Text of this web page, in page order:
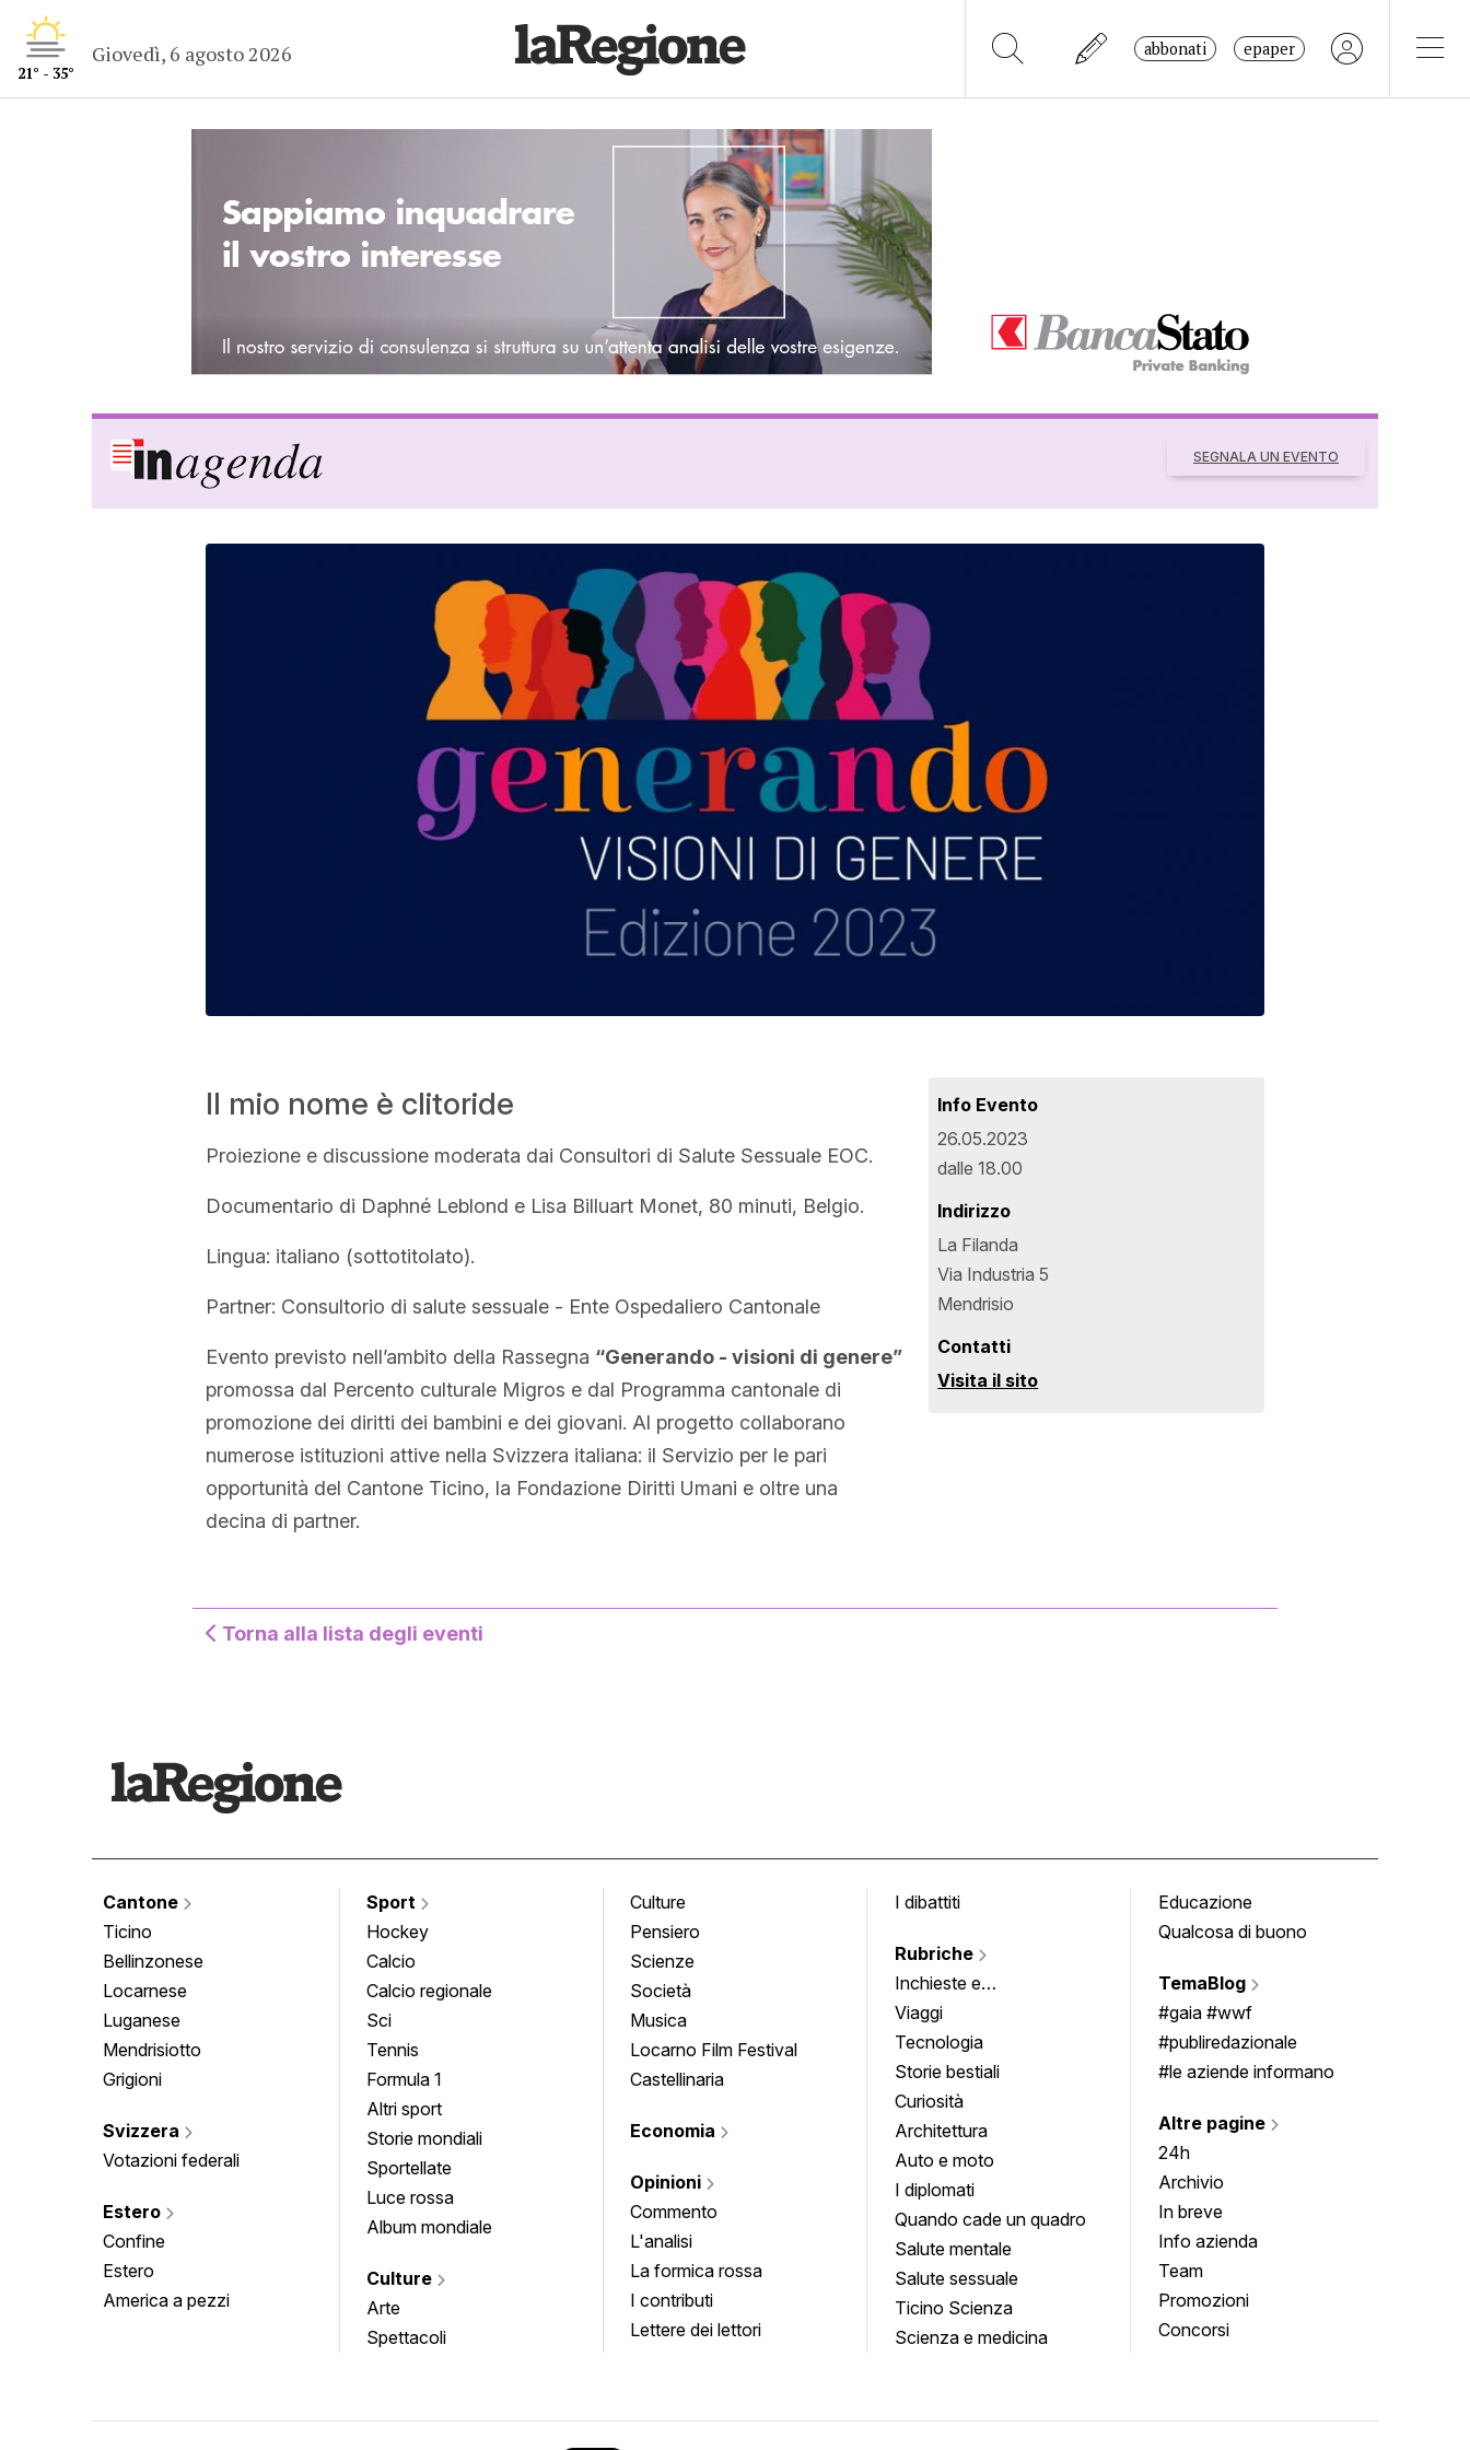
21° - 35°
Giovedì, 6 agosto 2026 abbonati epaper
SEGNALA UN EVENTO
Il mio nome è clitoride
Proiezione e discussione moderata dai Consultori di Salute Sessuale EOC.
Documentario di Daphné Leblond e Lisa Billuart Monet, 80 minuti, Belgio.
Lingua: italiano (sottotitolato).
Partner: Consultorio di salute sessuale - Ente Ospedaliero Cantonale
Evento previsto nell’ambito della Rassegna “Generando - visioni di genere”
promossa dal Percento culturale Migros e dal Programma cantonale di
promozione dei diritti dei bambini e dei giovani. Al progetto collaborano
numerose istituzioni attive nella Svizzera italiana: il Servizio per le pari
opportunità del Cantone Ticino, la Fondazione Diritti Umani e oltre una
decina di partner.
Info Evento
26.05.2023
dalle 18.00
Indirizzo
La Filanda
Via Industria 5
Mendrisio
Contatti
Visita il sito
Torna alla lista degli eventi
Cantone
Ticino
Bellinzonese
Locarnese
Luganese
Mendrisiotto
Grigioni
Svizzera
Votazioni federali
Estero
Confine
Estero
America a pezzi
Sport
Hockey
Calcio
Calcio regionale
Sci
Tennis
Formula 1
Altri sport
Storie mondiali
Sportellate
Luce rossa
Album mondiale
Culture
Arte
Spettacoli
Culture
Pensiero
Scienze
Società
Musica
Locarno Film Festival
Castellinaria
Economia
Opinioni
Commento
L'analisi
La formica rossa
I contributi
Lettere dei lettori
I dibattiti
Rubriche
Inchieste e
approfondimenti
Viaggi
Tecnologia
Storie bestiali
Curiosità
Architettura
Auto e moto
I diplomati
Quando cade un quadro
Salute mentale
Salute sessuale
Ticino Scienza
Scienza e medicina
Educazione
Qualcosa di buono
TemaBlog
#gaia #wwf
#publiredazionale
#le aziende informano
Altre pagine
24h
Archivio
In breve
Info azienda
Team
Promozioni
Concorsi